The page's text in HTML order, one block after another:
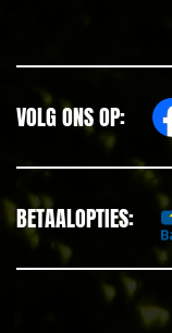
VOLG ONS OP:
BETAALOPTIES: